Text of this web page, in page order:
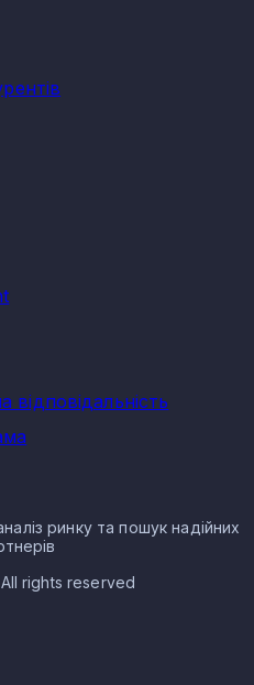
відповідальність
ринку та пошук надійних
rights reserved